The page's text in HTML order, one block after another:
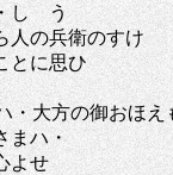
ゝう
の兵衛のすけ
に思ひ
大方の御おほえ
ハ・
よせ